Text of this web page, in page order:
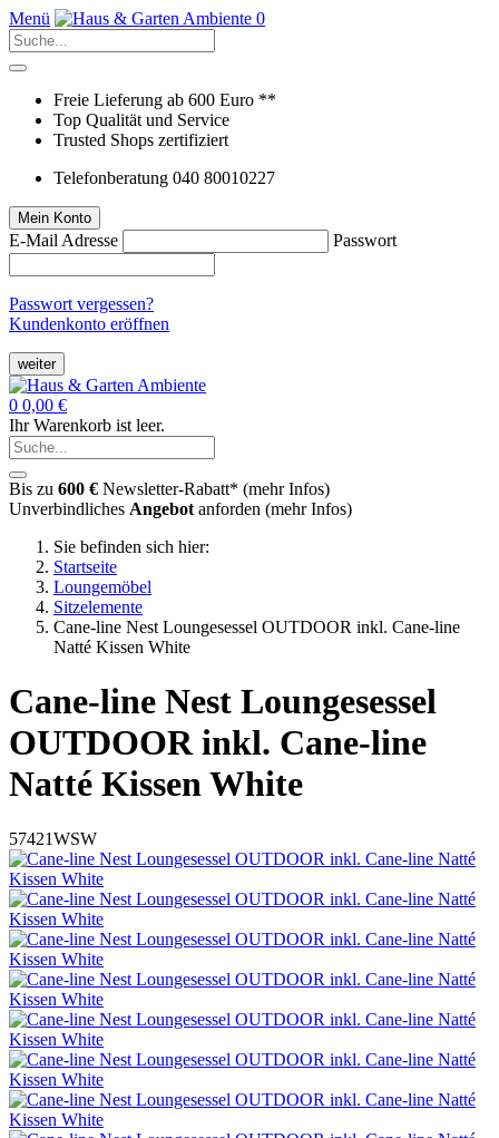
Menü 0
Freie Lieferung ab 600 Euro **
Top Qualität und Service
Trusted Shops zertifiziert
Telefonberatung 040 80010227
Mein Konto
E-Mail Adresse Passwort
Passwort vergessen?
Kundenkonto eröffnen
weiter
0 0,00 €
Ihr Warenkorb ist leer.
Bis zu 600 € Newsletter-Rabatt* (mehr Infos)
Unverbindliches Angebot anforden (mehr Infos)
Sie befinden sich hier:
Startseite
Loungemöbel
Sitzelemente
Cane-line Nest Loungesessel OUTDOOR inkl. Cane-line
Natté Kissen White
Cane-line Nest Loungesessel
OUTDOOR inkl. Cane-line
Natté Kissen White
57421WSW